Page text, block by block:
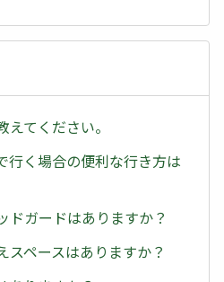
てください。
行く場合の便利な行き方は
ドガードはありますか？
スペースはありますか？